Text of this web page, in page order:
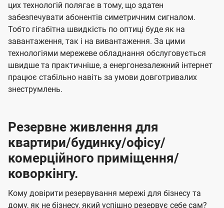
цих технологій полягає в тому, що здатен
забезпечувати абонентів симетричним сигналом.
Тобто гігабітна швидкість по оптиці буде як на
завантаження, так і на вивантаження. За цими
технологіями мережеве обладнання обслуговується
швидше та практичніше, а енергонезалежний інтернет
працює стабільно навіть за умови довготривалих
знеструмлень.
Резервне живлення для
квартири/будинку/офісу/
комерційного приміщення/
коворкінгу.
Кому довірити резервування мережі для бізнесу та
дому, як не бізнесу, який успішно резервує себе сам?